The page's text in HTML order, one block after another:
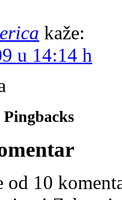
kaže:
u 14:14 h
od 10